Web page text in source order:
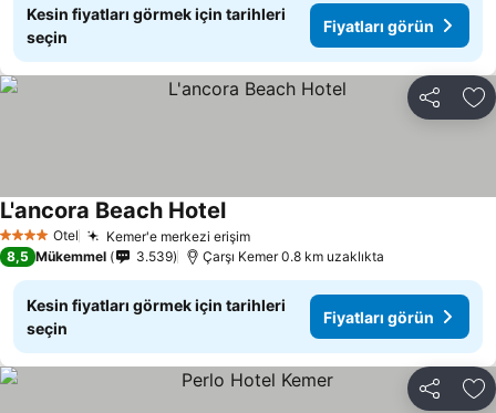
Kesin fiyatları görmek için tarihleri
seçin
Fiyatları görün
Paylaş
4 Yıldız Otel Kemer'e merkezi erişimFiyatları görün
L'ancora Beach HotelFiyatları görün
8,5 Mükemmel 3.539 Çarşı Kemer 0.8 km uzaklıkta
Kesin fiyatları görmek için tarihleri
seçin
Fiyatları görün
Paylaş